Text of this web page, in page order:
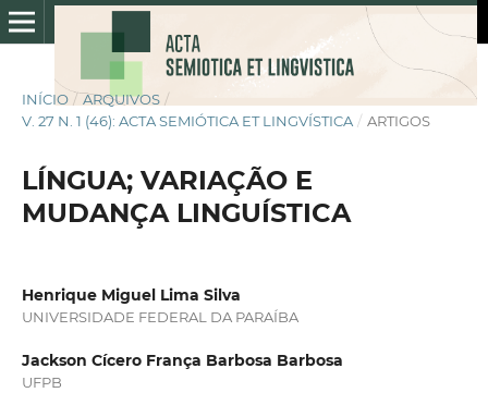
INÍCIO / ARQUIVOS /
V. 27 N. 1 (46): ACTA SEMIÓTICA ET LINGVÍSTICA / ARTIGOS
LÍNGUA; VARIAÇÃO E
MUDANÇA LINGUÍSTICA
Henrique Miguel Lima Silva
UNIVERSIDADE FEDERAL DA PARAÍBA
Jackson Cícero França Barbosa Barbosa
UFPB